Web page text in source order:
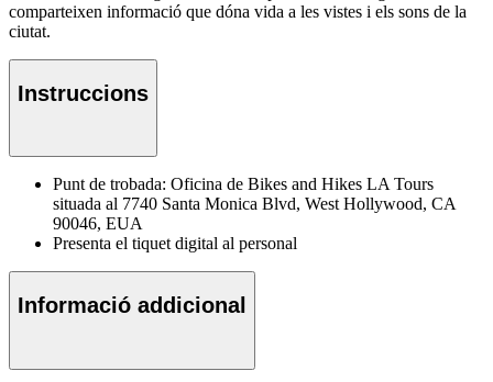
comparteixen informació que dóna vida a les vistes i els sons de la
ciutat.
Instruccions
Punt de trobada: Oficina de Bikes and Hikes LA Tours
situada al 7740 Santa Monica Blvd, West Hollywood, CA
90046, EUA
Presenta el tiquet digital al personal
Informació addicional